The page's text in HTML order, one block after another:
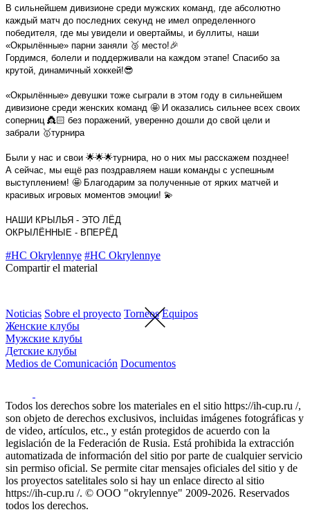
В сильнейшем дивизионе среди мужских команд, где абсолютно
каждый матч до последних секунд не имел определенного
победителя, где мы увидели и овертаймы, и буллиты, наши
«Окрылённые» парни заняли 🥉 место!🎉
Гордимся, болели и поддерживали на каждом этапе! Спасибо за
крутой, динамичный хоккей!😎
«Окрылённые» девушки тоже сыграли в этом году в сильнейшем
дивизионе среди женских команд 🤩 И оказались сильнее всех своих
соперниц 👸🏻 без поражений, уверенно дошли до свой цели и
забрали 🥇турнира
Были у нас и свои 🌟🌟🌟турнира, но о них мы расскажем позднее!
А сейчас, мы ещё раз поздравляем наши команды с успешным
выступлением! 🤩 Благодарим за полученные от ярких матчей и
красивых игровых моментов эмоции! 💫
НАШИ КРЫЛЬЯ - ЭТО ЛЁД
ОКРЫЛЁННЫЕ - ВПЕРЁД
#HC Okrylennye #HC Okrylennye
Compartir el material
Noticias Sobre el proyecto Torneos Equipos
Женские клубы
Мужские клубы
Детские клубы
Medios de Comunicación Documentos
Todos los derechos sobre los materiales en el sitio https://ih-cup.ru /,
son objeto de derechos exclusivos, incluidas imágenes fotográficas y
de video, artículos, etc., y están protegidos de acuerdo con la
legislación de la Federación de Rusia. Está prohibida la extracción
automatizada de información del sitio por parte de cualquier servicio
sin permiso oficial. Se permite citar mensajes oficiales del sitio y de
los proyectos satelitales solo si hay un enlace directo al sitio
https://ih-cup.ru /. © OOO "okrylennye" 2009-2026. Reservados
todos los derechos.